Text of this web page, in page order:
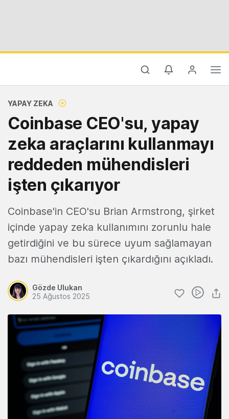
YAPAY ZEKA
Coinbase CEO'su, yapay
zeka araçlarını kullanmayı
reddeden mühendisleri
işten çıkarıyor
Coinbase'in CEO'su Brian Armstrong, şirket
içinde yapay zeka kullanımını zorunlu hale
getirdiğini ve bu sürece uyum sağlamayan
bazı mühendisleri işten çıkardığını açıkladı.
Gözde Ulukan
25 Ağustos 2025